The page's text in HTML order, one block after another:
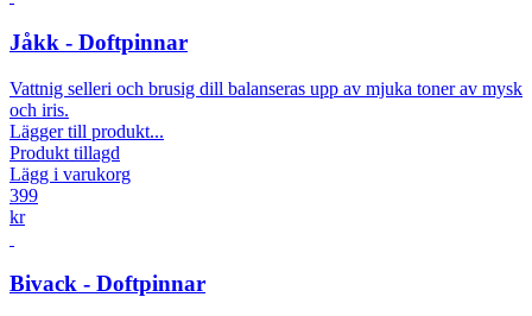
Jåkk - Doftpinnar
Vattnig selleri och brusig dill balanseras upp av mjuka toner av mysk
och iris.
Lägger till produkt...
Produkt tillagd
Lägg i varukorg
399
kr
Bivack - Doftpinnar